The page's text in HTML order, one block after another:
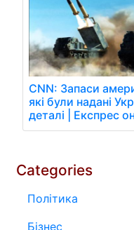
CNN: Запаси
які були надані
деталі | Експрес
Categories
Політика
Бізнес